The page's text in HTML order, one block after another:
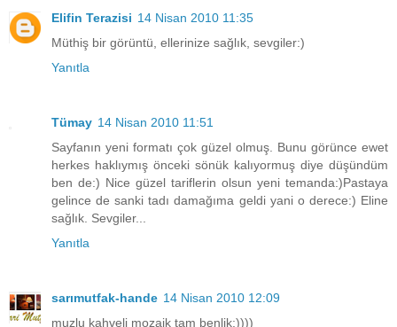
Elifin Terazisi 14 Nisan 2010 11:35
Müthiş bir görüntü, ellerinize sağlık, sevgiler:)
Yanıtla
Tümay 14 Nisan 2010 11:51
Sayfanın yeni formatı çok güzel olmuş. Bunu görünce ewet
herkes haklıymış önceki sönük kalıyormuş diye düşündüm
ben de:) Nice güzel tariflerin olsun yeni temanda:)Pastaya
gelince de sanki tadı damağıma geldi yani o derece:) Eline
sağlık. Sevgiler...
Yanıtla
sarımutfak-hande 14 Nisan 2010 12:09
muzlu kahveli mozaik tam benlik:))))